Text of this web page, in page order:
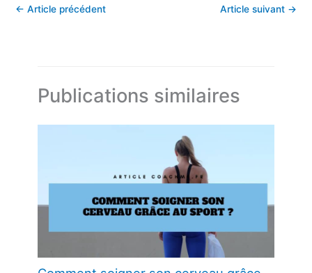
← Article précédent Article suivant →
Publications similaires